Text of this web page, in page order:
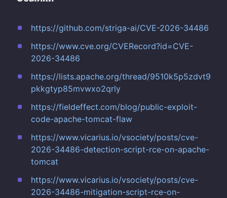
https://github.com/striga-ai/CVE-2026-34486
https://www.cve.org/CVERecord?id=CVE-
2026-34486
https://lists.apache.org/thread/9510k5p5zdvt9
pkkgtyp85mvwxo2qrly
https://fieldeffect.com/blog/public-exploit-
code-apache-tomcat-flaw
https://www.vicarius.io/vsociety/posts/cve-
2026-34486-detection-script-rce-on-apache-
tomcat
https://www.vicarius.io/vsociety/posts/cve-
2026-34486-mitigation-script-rce-on-